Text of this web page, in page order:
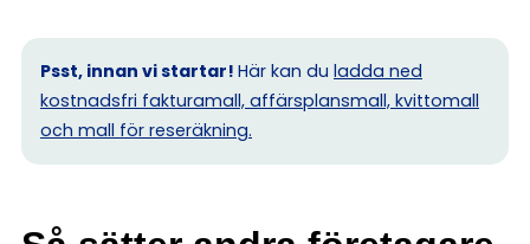
Psst, innan vi startar! Här kan du ladda ned
kostnadsfri fakturamall, affärsplansmall, kvittomall
och mall för reseräkning.